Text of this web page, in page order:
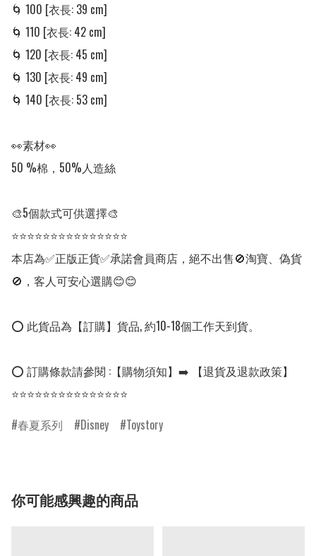
🌀 100 [衣長: 39 cm]
🌀 110 [衣長: 42 cm]
🌀 120 [衣長: 45 cm]
🌀 130 [衣長: 49 cm]
🌀 140 [衣長: 53 cm]
👀素材👀
50 %棉，50%人造絲
🎨5個款式可供選擇🎨
⭐⭐⭐⭐⭐⭐⭐⭐⭐⭐⭐⭐⭐⭐⭐
本店為✅正版正貨✅承諾會員商店，絕不出售🚫淘寶、偽貨
🚫，客人可安心選購😊😊
⭕ 此貨品為【訂購】貨品, 約10-18個工作天到貨。
⭕ 訂購條款請參閱 :【購物須知】➡️ 【退貨及退款政策】
⭐⭐⭐⭐⭐⭐⭐⭐⭐⭐⭐⭐⭐⭐⭐
春夏系列
Disney Toystory
你可能感興趣的商品